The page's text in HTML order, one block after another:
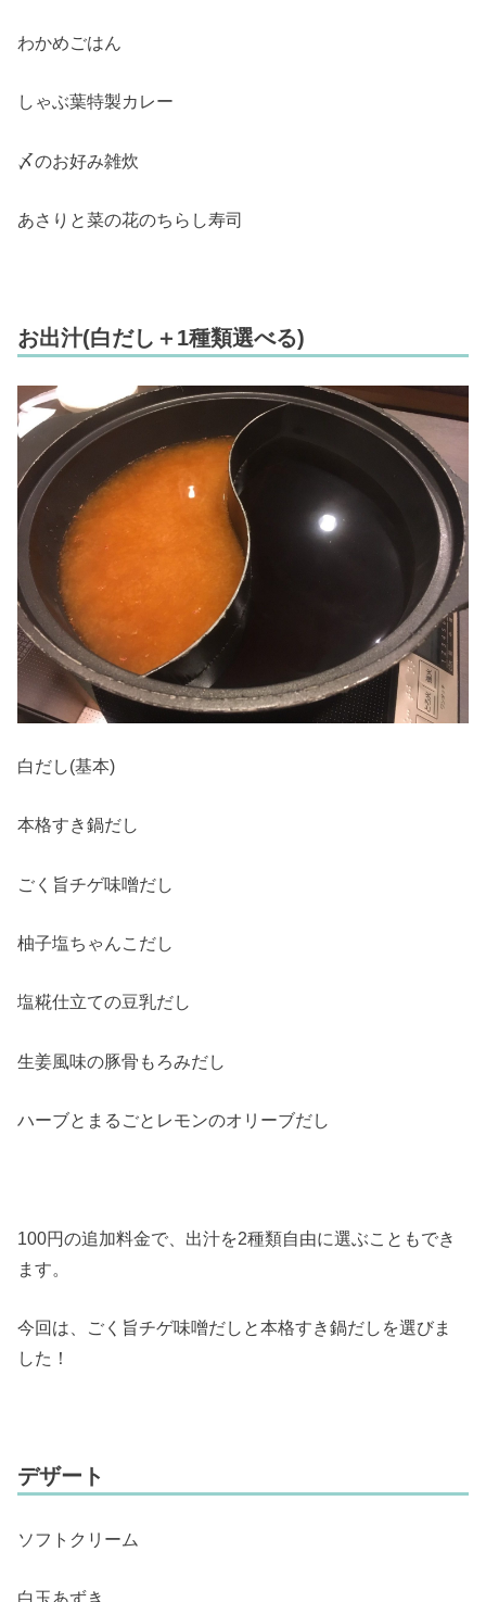
わかめごはん
しゃぶ葉特製カレー
〆のお好み雑炊
あさりと菜の花のちらし寿司
お出汁(白だし＋1種類選べる)
白だし(基本)
本格すき鍋だし
ごく旨チゲ味噌だし
柚子塩ちゃんこだし
塩糀仕立ての豆乳だし
生姜風味の豚骨もろみだし
ハーブとまるごとレモンのオリーブだし
100円の追加料金で、出汁を2種類自由に選ぶこともでき
ます。
今回は、ごく旨チゲ味噌だしと本格すき鍋だしを選びま
した！
デザート
ソフトクリーム